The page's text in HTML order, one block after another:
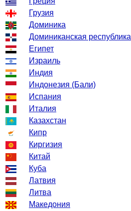
Грузия
Доминика
Доминиканская республика
Египет
Израиль
Индия
Индонезия (Бали)
Испания
Италия
Казахстан
Кипр
Киргизия
Китай
Куба
Латвия
Литва
Македония